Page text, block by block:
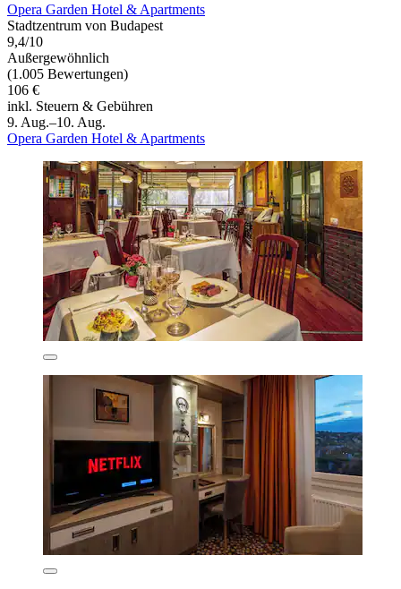
Opera Garden Hotel & Apartments
Stadtzentrum von Budapest
9,4/10
Außergewöhnlich
(1.005 Bewertungen)
106 €
inkl. Steuern & Gebühren
9. Aug.–10. Aug.
Opera Garden Hotel & Apartments